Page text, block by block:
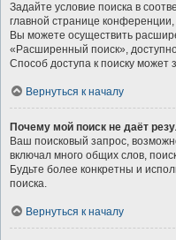
Задайте условие поиска в
главной странице
Вы можете осуществить
«Расширенный поиск»,
Способ доступа к поиску может
Вернуться к началу
Почему мой поиск не даёт
Ваш поисковый запрос,
включал много общих слов,
Будьте более конкретны и
поиска.
Вернуться к началу